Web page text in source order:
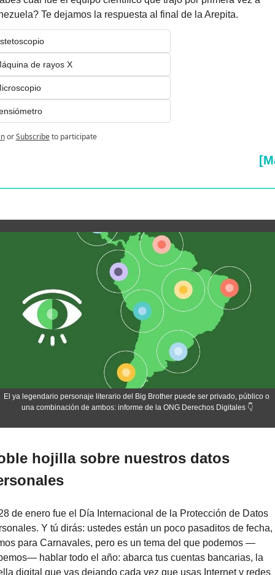
Te dejamos la respuesta al final de la Arepita.
de rayos X
or Subscribe to participate
El ya legendario personaje literario del Big Brother puede ser privado, público o
una combinación de ambos: informe de la ONG Derechos Digitales 👇
hojilla sobre nuestros datos
de enero fue el Día Internacional de la Protección de Datos
Y tú dirás: ustedes están un poco pasaditos de fecha,
para Carnavales, pero es un tema del que podemos —
hablar todo el año: abarca tus cuentas bancarias, la
digital que vas dejando cada vez que usas Internet y redes